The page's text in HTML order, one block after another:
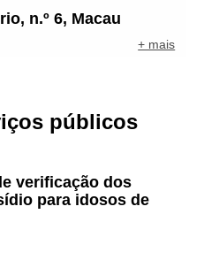
n.º 6, Macau
+ mais
públicos
verificação dos
para idosos de